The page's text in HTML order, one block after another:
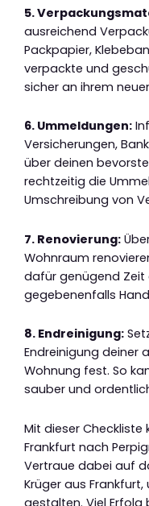
5.
ausreichend
Packpapier,
verpackte und
sicher an ihrem
6. Ummeldungen:
Versicherungen,
über deinen
rechtzeitig die
Umschreibung von
7. Renovierung:
Wohnraum
dafür genügend Zeit
gegebenenfalls
8. Endreinigung:
Endreinigung deiner
Wohnung fest. So
sauber und
Mit dieser Checkliste
Frankfurt nach
Vertraue dabei auf
Krüger aus
gestalten. Viel Erfolg